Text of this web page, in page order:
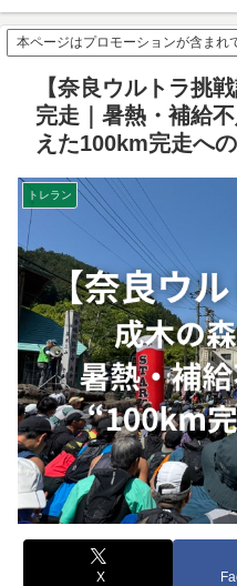
本ページはプロモーションが含まれ
【奈良ウルトラ挑
完走｜暑熱・補給
えた100km完走へ
トレラン
X